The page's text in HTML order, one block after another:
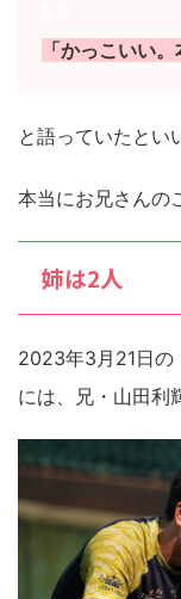
「かっこいい
と語っていたとい
本当にお兄さんの
姉は2人
2023年3月21日の
には、兄・山田利